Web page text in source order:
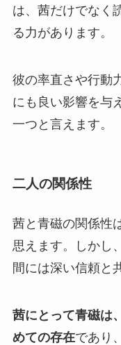
は、茜だけでなく
る力があります。
彼の率直さや行動
にも良い影響を与
一つと言えます。
二人の関係性
茜と青磁の関係性
思えます。しかし
間には深い信頼と
茜にとって青磁は
めての存在であり